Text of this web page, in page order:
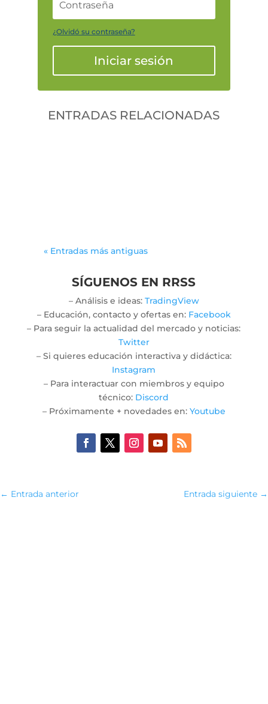
¿Olvidó su contraseña?
Iniciar sesión
ENTRADAS RELACIONADAS
« Entradas más antiguas
SÍGUENOS EN RRSS
– Análisis e ideas: TradingView
– Educación, contacto y ofertas en: Facebook
– Para seguir la actualidad del mercado y noticias:
Twitter
– Si quieres educación interactiva y didáctica:
Instagram
– Para interactuar con miembros y equipo
técnico: Discord
– Próximamente + novedades en: Youtube
← Entrada anterior Entrada siguiente →